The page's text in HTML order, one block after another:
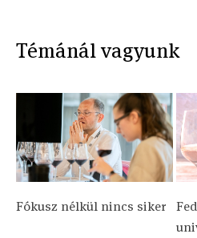
Témánál vagyunk
Fókusz nélkül nincs siker